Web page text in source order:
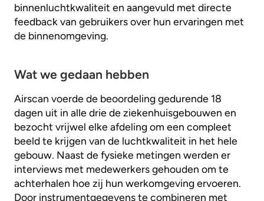
binnenluchtkwaliteit en aangevuld met directe
feedback van gebruikers over hun ervaringen met
de binnenomgeving.
Wat we gedaan hebben
Airscan voerde de beoordeling gedurende 18
dagen uit in alle drie de ziekenhuisgebouwen en
bezocht vrijwel elke afdeling om een compleet
beeld te krijgen van de luchtkwaliteit in het hele
gebouw. Naast de fysieke metingen werden er
interviews met medewerkers gehouden om te
achterhalen hoe zij hun werkomgeving ervoeren.
Door instrumentgegevens te combineren met